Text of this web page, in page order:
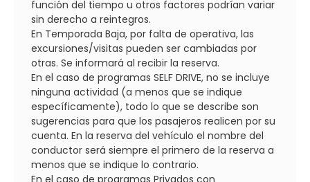
función del tiempo u otros factores podrían variar
sin derecho a reintegros.
En Temporada Baja, por falta de operativa, las
excursiones/visitas pueden ser cambiadas por
otras. Se informará al recibir la reserva.
En el caso de programas SELF DRIVE, no se incluye
ninguna actividad (a menos que se indique
específicamente), todo lo que se describe son
sugerencias para que los pasajeros realicen por su
cuenta. En la reserva del vehículo el nombre del
conductor será siempre el primero de la reserva a
menos que se indique lo contrario.
En el caso de programas Privados con